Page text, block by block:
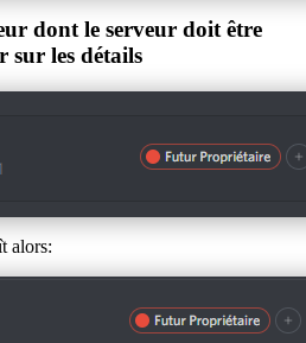
dont le serveur doit être
sur les détails
alors: